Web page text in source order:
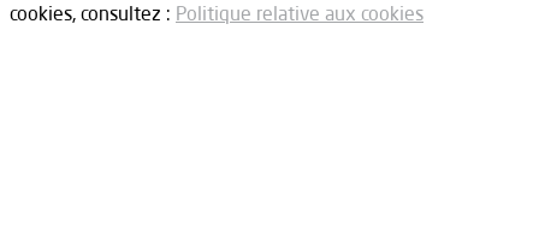
cookies, consultez : Politique relative aux cookies